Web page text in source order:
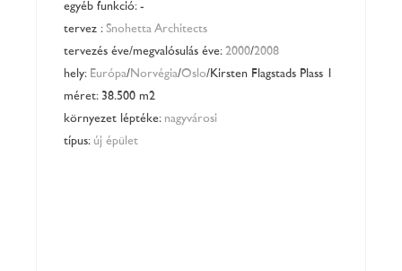
egyéb funkció: -
tervező: Snohetta Architects
tervezés éve/megvalósulás éve: 2000/2008
hely: Európa/Norvégia/Oslo/Kirsten Flagstads Plass 1
méret: 38.500 m2
környezet léptéke: nagyvárosi
típus: új épület